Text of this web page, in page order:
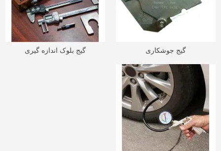
گیج جوشکاری گیج بلوک اندازه گیری